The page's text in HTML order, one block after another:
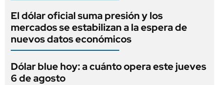
El dólar oficial suma presión y los
mercados se estabilizan a la espera de
nuevos datos económicos
Dólar blue hoy: a cuánto opera este jueves
6 de agosto